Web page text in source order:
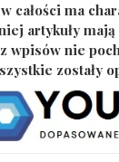
całości ma
artykuły
wpisów nie
zostały